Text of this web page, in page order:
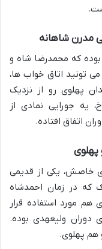
مدرن شاهانه
که محمدرضا شاه و
تونید اتاق خواب ها،
پهلوی رو از نزدیک
یه جورایی نمادی از
اتفاق افتاده.
پهلوی
خاصش، یکی از قدیمی
که در زمان احمدشاه
هم مورد استفاده قرار
دوران ولیعهدی بوده.
هم پهلوی.